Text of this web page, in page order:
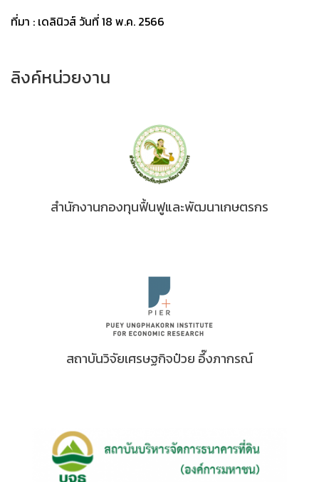
ที่มา : เดลินิวส์ วันที่ 18 พ.ค. 2566
ลิงค์หน่วยงาน
สำนักงานกองทุนฟื้นฟูและพัฒนาเกษตรกร
สถาบันวิจัยเศรษฐกิจป๋วย อึ๊งภากรณ์